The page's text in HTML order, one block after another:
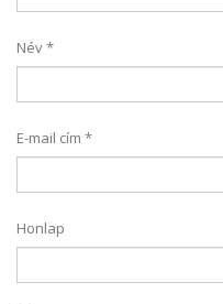
Név*
E-mail cím *
Honlap